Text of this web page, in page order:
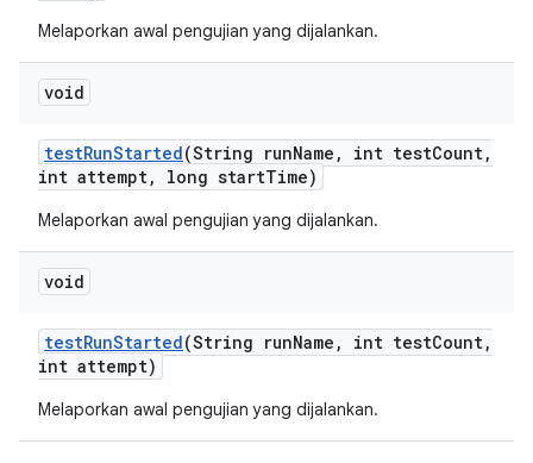
Melaporkan awal pengujian yang dijalankan.
void
testRunStarted(String runName , int testCount,
int attempt, long startTime)
Melaporkan awal pengujian yang dijalankan.
void
testRunStarted(String runName , int testCount,
int attempt)
Melaporkan awal pengujian yang dijalankan.